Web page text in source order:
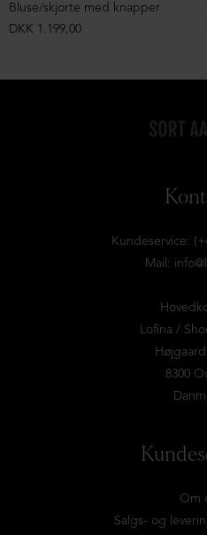
Bluse/skjorte med knapper
DKK 1.199,00
Kundeservice:
Mail:
Lofina /
8300
Om
Salgs- og